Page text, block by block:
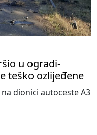
u ogradi-
teško ozlijeđene
dionici autoceste A3